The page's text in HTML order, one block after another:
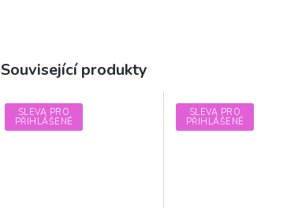
Související produkty
SLEVA PRO
PŘIHLÁŠENÉ
SLEVA PRO
PŘIHLÁŠENÉ